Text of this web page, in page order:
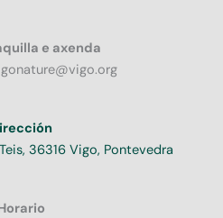
e axenda
36316 Vigo, Pontevedra